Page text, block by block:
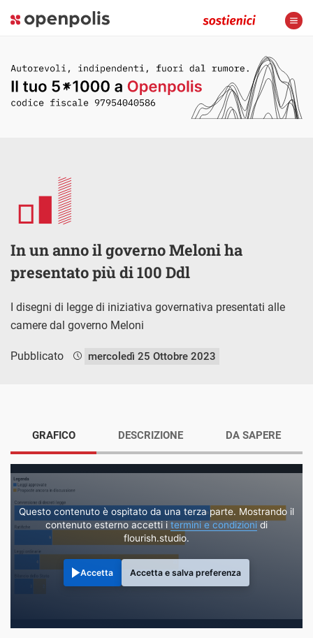
In un anno il governo Meloni ha
presentato più di 100 Ddl
I disegni di legge di iniziativa governativa presentati alle
camere dal governo Meloni
Pubblicato mercoledì 25 Ottobre 2023
GRAFICO
Questo contenuto è ospitato da una terza parte. Mostrando il
contenuto esterno accetti i termini e condizioni di
flourish.studio.
Accetta Accetta e salva preferenza
DESCRIZIONE DA SAPERE